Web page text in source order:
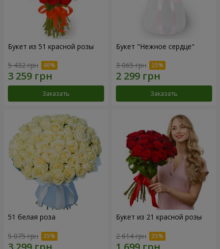
Букет из 51 красной розы
5 432 грн
Заказать
Букет "Нежное сердце"
3 065 грн
Заказать
51 белая роза
5 075 грн
Букет из 21 красной розы
2 614 грн